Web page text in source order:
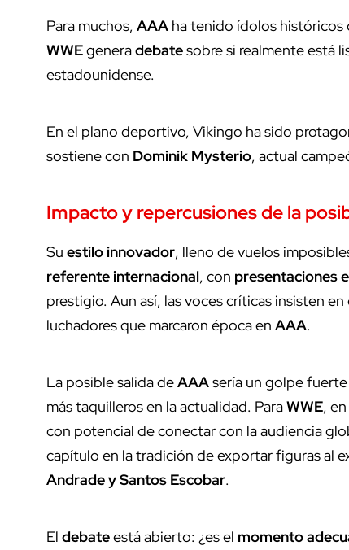
Para muchos, AAA ha tenido ídolos históricos
WWEgeneradebatesobre si realmente está
estadounidense.
En el plano deportivo, Vikingo ha sido
sostiene con Dominik Mysterio, actual
Impacto y repercusiones de la
Su estilo innovador, lleno de vuelos
referente internacional, con presentaciones
prestigio. Aun así, las voces críticas insisten
luchadores que marcaron época en AAA.
La posible salida deAAAsería un golpe
más taquilleros en la actualidad. ParaWWE,
con potencial de conectar con la audiencia
capítulo en la tradición de exportar figuras al
Andrade y Santos Escobar.
El debateestá abierto: ¿es el momento